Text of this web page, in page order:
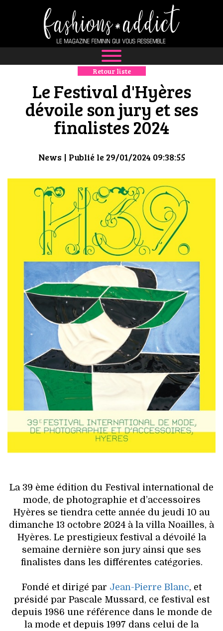
NEWS
MODE
LUXE
DÉFILÉS
BOUTIQUE
CULTURE
HIGH TECH
MAISON
LIEUX TENDANCES
BEAUTÉ
MODE DE RUE
JEUNES CRÉATEURS
HISTOIRE DES MARQUES
DÉCO
VOYAGES & LOISIRS
Retour liste
Le Festival d'Hyères
dévoile son jury et ses
finalistes 2024
News | Publié le 29/01/2024 09:38:55
La 39 ème édition du Festival international de
mode, de photographie et d’accessoires
Hyères se tiendra cette année du jeudi 10 au
dimanche 13 octobre 2024 à la villa Noailles, à
Hyères. Le prestigieux festival a dévoilé la
semaine dernière son jury ainsi que ses
finalistes dans les différentes catégories.
Fondé et dirigé par Jean-Pierre Blanc, et
présidé par Pascale Mussard, ce festival est
depuis 1986 une référence dans le monde de
la mode et depuis 1997 dans celui de la